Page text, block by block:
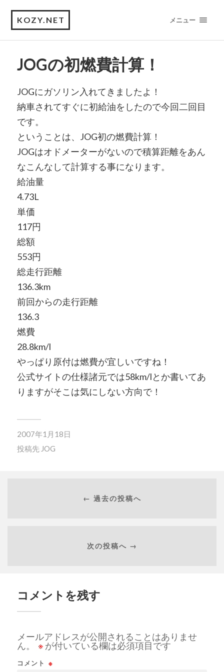
KOZY.NET メニュー
JOGの初燃費計算！
JOGにガソリン入れてきましたよ！
納車されてすぐに初給油をしたので今回二回目
です。
ということは、JOG初の燃費計算！
JOGはオドメーターがないので積算距離をあん
なこんなして計算する事になります。
給油量
4.73L
単価
117円
総額
553円
総走行距離
136.3km
前回からの走行距離
136.3
燃費
28.8km/l
やっぱり原付は燃費が宜しいですね！
公式サイトの仕様諸元では58km/lとか書いてあ
りますがそこは気にしない方向で！
2007年1月18日
投稿先 JOG
← 過去の投稿へ
次の投稿へ →
コメントを残す
メールアドレスが公開されることはありませ
ん。
※ が付いている欄は必須項目です
コメント ※